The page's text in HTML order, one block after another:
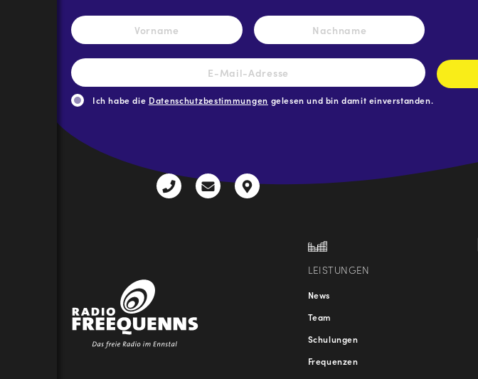
Name *
Vorname Nachname
E-
Mail-
Adresse *
Ich habe die Datenschutzbestimmungen gelesen und bin damit einverstanden.
+43
radio@freequenns.at
Kulturhausstraße
LEISTUNGEN
News
Team
Schulungen
Frequenzen